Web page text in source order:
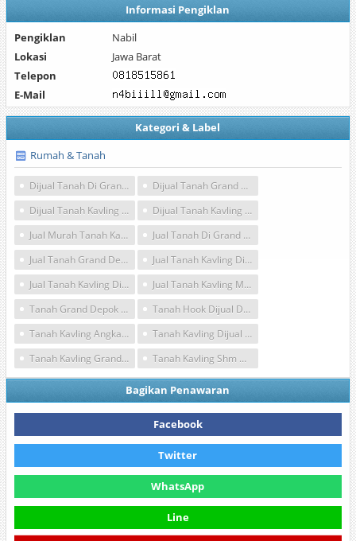
Informasi Pengiklan
Pengiklan
Nabil
Lokasi
Jawa Barat
Telepon
E-Mail
Kategori & Label
Rumah & Tanah
Dijual Tanah Di Grand Depok City
Dijual Tanah Grand Depok City
Dijual Tanah Kavling Grand Depok City
Dijual Tanah Kavling Murah Di Depok
Jual Murah Tanah Kavling Shm Di Grand Depok City
Jual Tanah Di Grand Depok City
Jual Tanah Grand Depok City
Jual Tanah Kavling Di Depok
Jual Tanah Kavling Di Grand Depok City
Jual Tanah Kavling Murah Di Depok
Tanah Grand Depok City Hook Dijual Di Depok
Tanah Hook Dijual Di Depok
Tanah Kavling Angkatan Laut Dekat Grand Depok City
Tanah Kavling Dijual Di Depok
Tanah Kavling Grand Depok City
Tanah Kavling Shm Depok
Bagikan Penawaran
Facebook
Twitter
WhatsApp
Line